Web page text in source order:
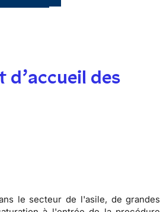
d’accueil des
le secteur de l'asile, de grandes